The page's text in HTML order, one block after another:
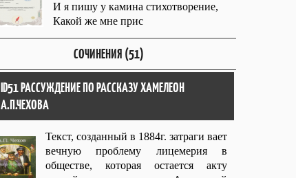
И я пишу у камина стихотворение,
Какой же мне прис
СОЧИНЕНИЯ (51)
ID51 РАССУЖДЕНИЕ ПО РАССКАЗУ ХАМЕЛЕОН
А.П.ЧЕХОВА
Текст, созданный в 1884г. затраги вает
вечную проблему лицемерия в
обществе, которая остается акту